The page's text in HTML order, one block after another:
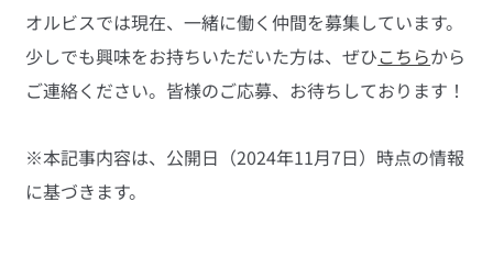
オルビスでは現在、一緒に働く仲間を募集しています。
少しでも興味をお持ちいただいた方は、ぜひこちらから
ご連絡ください。皆様のご応募、お待ちしております！
※本記事内容は、公開日（2024年11月7日）時点の情報
に基づきます。